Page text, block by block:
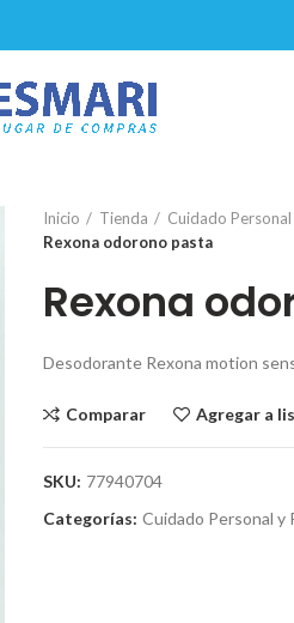
Inicio Tienda Cuidado
Rexona odorono pasta
Rexona
Desodorante Rexona motion
Comparar Agregar a
SKU: 77940704
Categorías: Cuidado Personal y